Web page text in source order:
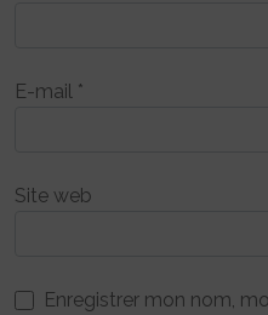
E-mail *
Site web
Enregistrer mon nom,